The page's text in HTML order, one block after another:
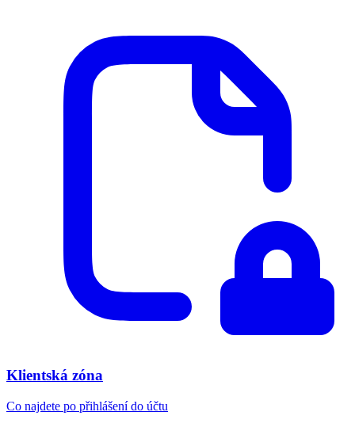
Klientská zóna
Co najdete po přihlášení do účtu